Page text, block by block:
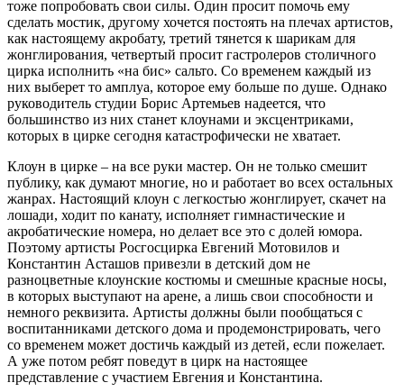
тоже попробовать свои силы. Один просит помочь ему
сделать мостик, другому хочется постоять на плечах артистов,
как настоящему акробату, третий тянется к шарикам для
жонглирования, четвертый просит гастролеров столичного
цирка исполнить «на бис» сальто. Со временем каждый из
них выберет то амплуа, которое ему больше по душе. Однако
руководитель студии Борис Артемьев надеется, что
большинство из них станет клоунами и эксцентриками,
которых в цирке сегодня катастрофически не хватает.
Клоун в цирке – на все руки мастер. Он не только смешит
публику, как думают многие, но и работает во всех остальных
жанрах. Настоящий клоун с легкостью жонглирует, скачет на
лошади, ходит по канату, исполняет гимнастические и
акробатические номера, но делает все это с долей юмора.
Поэтому артисты Росгосцирка Евгений Мотовилов и
Константин Асташов привезли в детский дом не
разноцветные клоунские костюмы и смешные красные носы,
в которых выступают на арене, а лишь свои способности и
немного реквизита. Артисты должны были пообщаться с
воспитанниками детского дома и продемонстрировать, чего
со временем может достичь каждый из детей, если пожелает.
А уже потом ребят поведут в цирк на настоящее
представление с участием Евгения и Константина.